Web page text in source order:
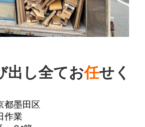
出し全てお任せく
墨田区
業